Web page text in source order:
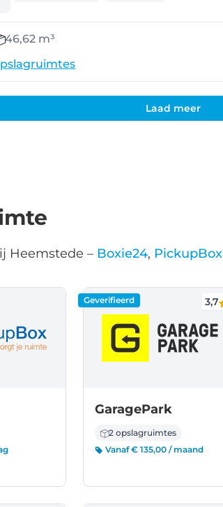
46,62 m³
Laad meer
Heemstede – Boxie24, PickupBox
Geverifieerd 3,7
GaragePark
2 opslagruimtes
Vanaf € 135,00 / maand